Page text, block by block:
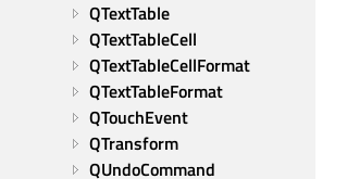
QTextTable
QTextTableCell
QTextTableCellFormat
QTextTableFormat
QTouchEvent
QTransform
QUndoCommand